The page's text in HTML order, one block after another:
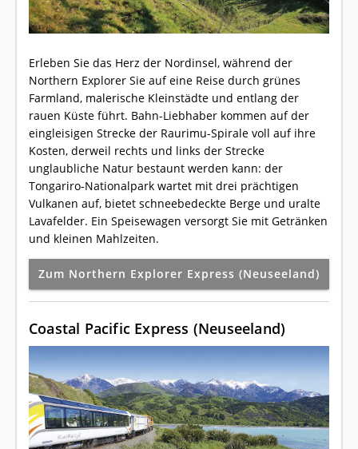
Erleben Sie das Herz der Nordinsel, während der
Northern Explorer Sie auf eine Reise durch grünes
Farmland, malerische Kleinstädte und entlang der
rauen Küste führt. Bahn-Liebhaber kommen auf der
eingleisigen Strecke der Raurimu-Spirale voll auf ihre
Kosten, derweil rechts und links der Strecke
unglaubliche Natur bestaunt werden kann: der
Tongariro-Nationalpark wartet mit drei prächtigen
Vulkanen auf, bietet schneebedeckte Berge und uralte
Lavafelder. Ein Speisewagen versorgt Sie mit Getränken
und kleinen Mahlzeiten.
Zum Northern Explorer Express (Neuseeland)
Coastal Pacific Express (Neuseeland)